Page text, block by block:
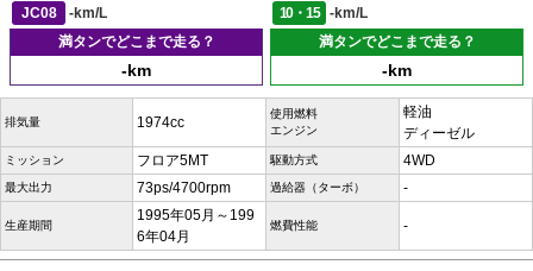
JC08
-km/L 10・15
-km/L
満タンでどこまで走る？
-km
満タンでどこまで走る？
-km
排気量 1974cc
使用燃料
エンジン
軽油
ディーゼル
ミッション フロア5MT 駆動方式 4WD
最大出力 73ps/4700rpm 過給器（ターボ） -
生産期間
1995年05月～199
6年04月
燃費性能 -